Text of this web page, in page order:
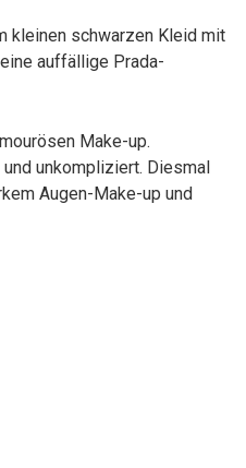
kleinen schwarzen Kleid mit
auffällige Prada-
Make-up.
unkompliziert. Diesmal
Augen-Make-up und